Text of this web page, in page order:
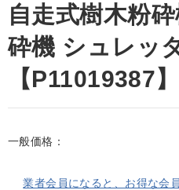
自走式樹木粉
砕機 シュレッ
【P11019387】
一般価格：
業者会員になると、お得な会